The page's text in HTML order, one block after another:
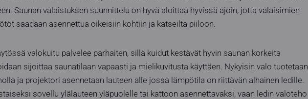
Saunan valaistuksen suunnittelu on hyvä aloittaa hyvissä ajoin, jotta valaisimien
saadaan asennettua oikeisiin kohtiin ja katseilta piiloon.
valokuitu palvelee parhaiten, sillä kuidut kestävät hyvin saunan korkeita
sijoittaa saunatilaan vapaasti ja mielikuvitusta käyttäen. Nykyisin valo tuotetaan
ja projektori asennetaan lauteen alle jossa lämpötila on riittävän alhainen ledille.
sovellu ylälauteen yläpuolelle tai kattoon asennettavaksi, vaan ledin valoteho